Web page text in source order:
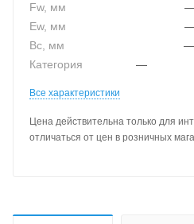
Fw, мм
Ew, мм
Bc, мм
—
Категория
—
Все характеристики
Цена действительна только для
отличаться от цен в розничных